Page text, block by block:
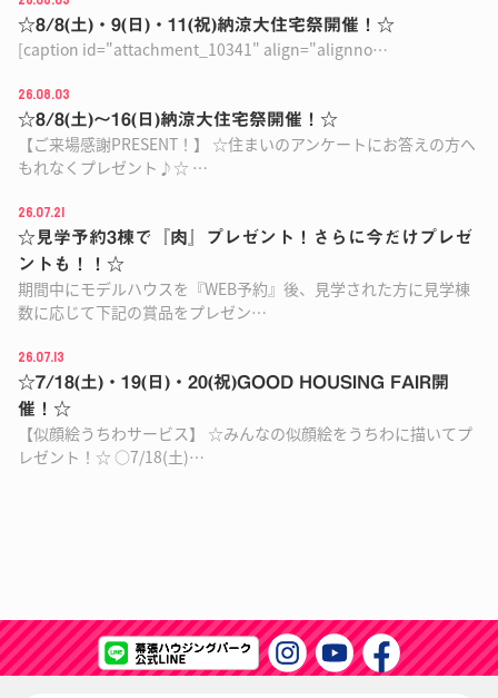
☆8/8(土)・9(日)・11(祝)納涼大住宅祭開催！☆
[caption id="attachment_10341" align="alignno…
26.08.03
☆8/8(土)〜16(日)納涼大住宅祭開催！☆
【ご来場感謝PRESENT！】 ☆住まいのアンケートにお答えの方へ
もれなくプレゼント♪☆ …
26.07.21
☆見学予約3棟で『肉』プレゼント！さらに今だけプレゼ
ントも！！☆
期間中にモデルハウスを『WEB予約』後、見学された方に見学棟
数に応じて下記の賞品をプレゼン…
26.07.13
☆7/18(土)・19(日)・20(祝)GOOD HOUSING FAIR開
催！☆
【似顔絵うちわサービス】 ☆みんなの似顔絵をうちわに描いてプ
レゼント！☆ ○7/18(土)…